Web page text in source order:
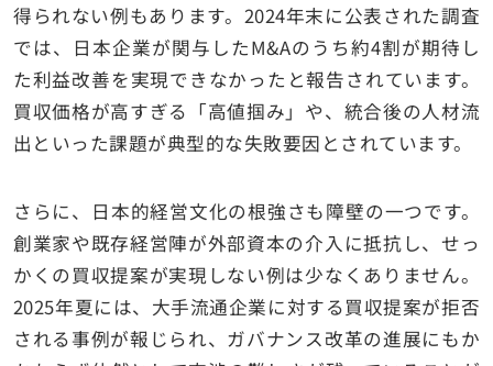
得られない例もあります。2024年末に公表された調査
では、日本企業が関与したM&Aのうち約4割が期待し
た利益改善を実現できなかったと報告されています。
買収価格が高すぎる「高値掴み」や、統合後の人材流
出といった課題が典型的な失敗要因とされています。
さらに、日本的経営文化の根強さも障壁の一つです。
創業家や既存経営陣が外部資本の介入に抵抗し、せっ
かくの買収提案が実現しない例は少なくありません。
2025年夏には、大手流通企業に対する買収提案が拒否
される事例が報じられ、ガバナンス改革の進展にもか